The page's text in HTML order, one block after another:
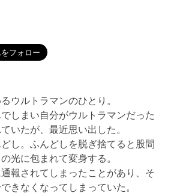
ウルトラマンのひとり。
しまい自分がウルトラマンだった
いたが、最近思い出した。
し。ふんどしを脱ぎ捨てると股間
光に包まれて変身する。
報されてしまったことがあり、そ
きなくなってしまっていた。